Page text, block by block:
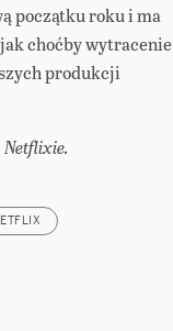
początku roku i ma
choćby wytracenie
produkcji